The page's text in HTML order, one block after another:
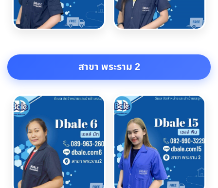
สาขา พระราม 2